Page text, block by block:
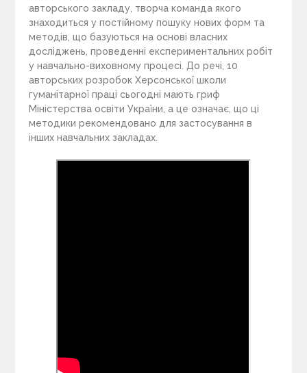
авторського закладу, творча команда якого
знаходиться у постійному пошуку нових форм та
методів, що базуються на основі власних
досліджень, проведенні експериментальних робіт
у навчально-виховному процесі. До речі, 10
авторських розробок Херсонської школи
гуманітарної праці сьогодні мають гриф
Міністерства освіти України, а це означає, що ці
методики рекомендовано для застосування в
інших навчальних закладах.